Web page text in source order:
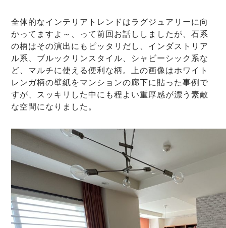
全体的なインテリアトレンドはラグジュアリーに向
かってますよ～、って前回お話ししましたが、石系
の柄はその演出にもピッタリだし、インダストリア
ル系、ブルックリンスタイル、シャビーシック系な
ど、マルチに使える便利な柄。上の画像はホワイト
レンガ柄の壁紙をマンションの廊下に貼った事例で
すが、スッキリした中にも程よい重厚感が漂う素敵
な空間になりました。